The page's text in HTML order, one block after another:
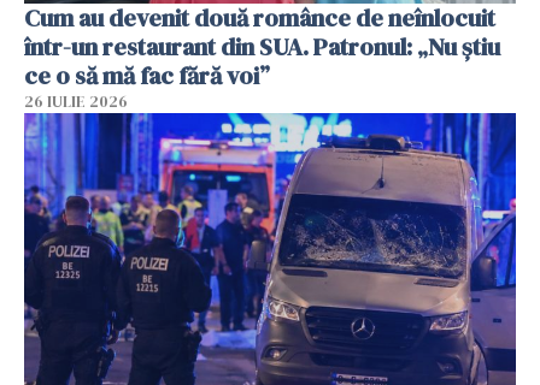
Cum au devenit două românce de neînlocuit
într-un restaurant din SUA. Patronul: „Nu știu
ce o să mă fac fără voi”
26 IULIE 2026